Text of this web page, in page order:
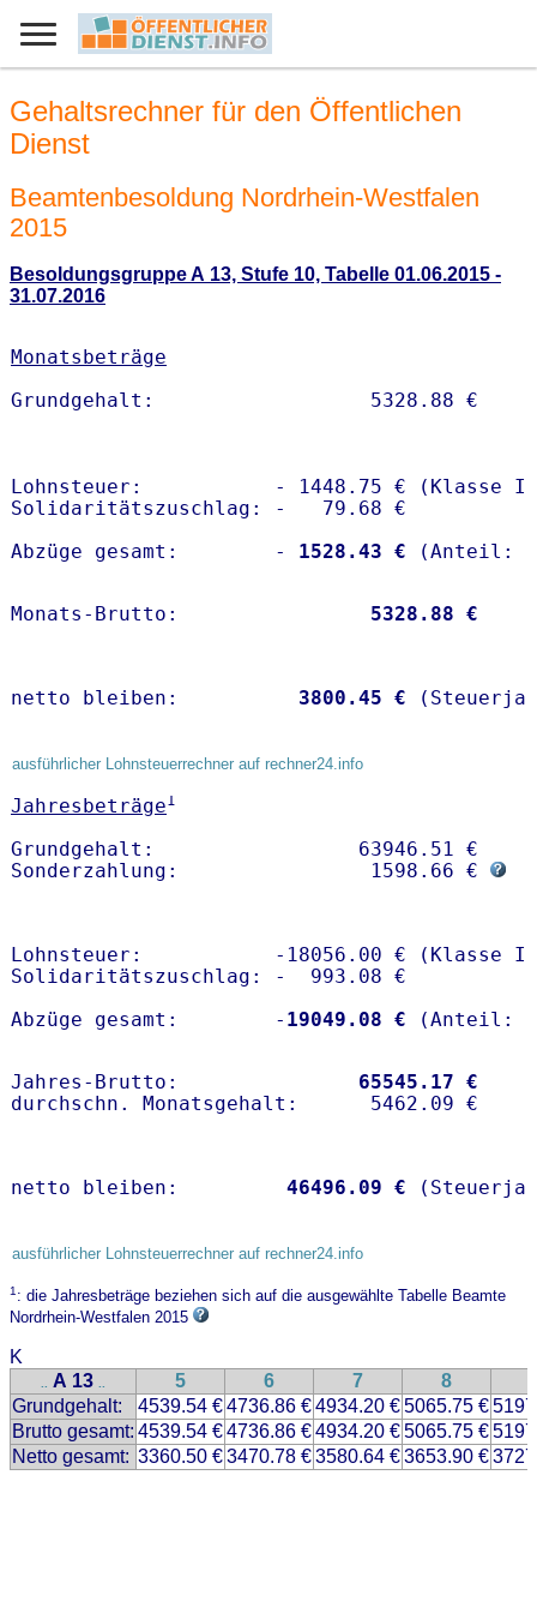
Gehaltsrechner für den Öffentlichen
Dienst
Beamtenbesoldung Nordrhein-Westfalen
2015
Besoldungsgruppe A 13, Stufe 10, Tabelle 01.06.2015 -
31.07.2016
Monatsbeträge
Lohnsteuer:           - 1448.75 € (Klasse I)
Solidaritätszuschlag: -   79.68 €
Abzüge gesamt:        -
1528.43 €
Monats-Brutto: 5328.88 €
netto bleiben: 3800.45 €
ausführlicher Lohnsteuerrechner auf rechner24.info
Jahresbeträge1
Grundgehalt:                 63946.51 €
Sonderzahlung:                1598.66 €
Lohnsteuer:           -18056.00 € (Klasse I)
Solidaritätszuschlag: -  993.08 €
Abzüge gesamt:        - 19049.08 €
Jahres-Brutto: 65545.17 €
netto bleiben: 46496.09 €
ausführlicher Lohnsteuerrechner auf rechner24.info
1: die Jahresbeträge beziehen sich auf die ausgewählte Tabelle Beamte
Nordrhein-Westfalen 2015
K
.. A 13 .. 5 6 7 8
Grundgehalt:
4539.54 €4736.86 €4934.20 €5065.75 €
Brutto gesamt: 4539.54 €4736.86 €4934.20 €5065.75 €
Netto gesamt: 3360.50 €3470.78 €3580.64 €3653.90 €